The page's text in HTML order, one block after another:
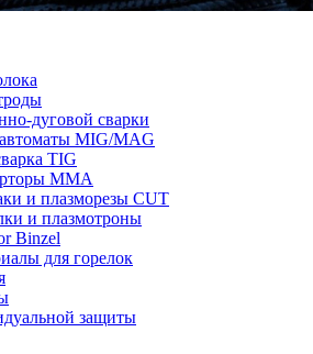
дуговой сварки
MIG/MAG
TIG
MMA
и плазморезы CUT
и плазмотроны
Binzel
для горелок
защиты